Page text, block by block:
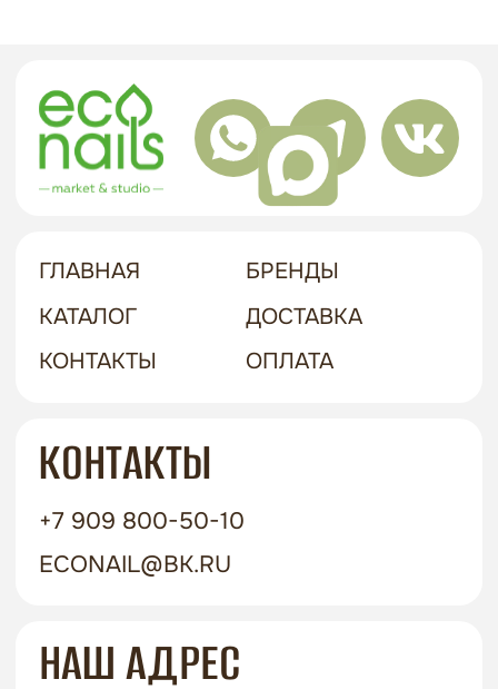
Г. ХАБАРОВСК, УЛ. КУБЯКА, 9, 1 ЭТАЖ
НАШ АДРЕС